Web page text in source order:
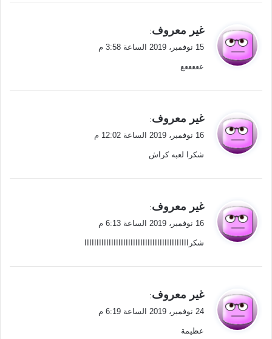
ي
ل
غير معروف:
15 نوفمبر، 2019 الساعة 3:58 م
عععععع
ي
ل
غير معروف:
16 نوفمبر، 2019 الساعة 12:02 م
شكرا لعبه كراش
ي
ل
غير معروف:
16 نوفمبر، 2019 الساعة 6:13 م
شكرااااااااااااااااااااااااااااااااااااااااااا
ي
ل
غير معروف:
24 نوفمبر، 2019 الساعة 6:19 م
عظيمة